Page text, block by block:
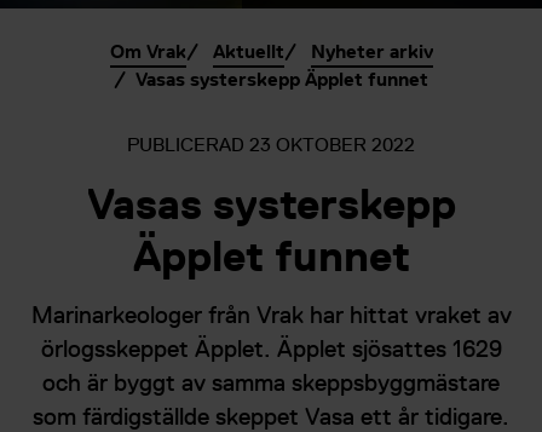
Om Vrak Aktuellt
Nyheter arkiv
Vasas systerskepp Äpplet funnet
PUBLICERAD 23 OKTOBER 2022
Vasas systerskepp
Äpplet funnet
Marinarkeologer från Vrak har hittat vraket av
örlogsskeppet Äpplet. Äpplet sjösattes 1629
och är byggt av samma skeppsbyggmästare
som färdigställde skeppet Vasa ett år tidigare.